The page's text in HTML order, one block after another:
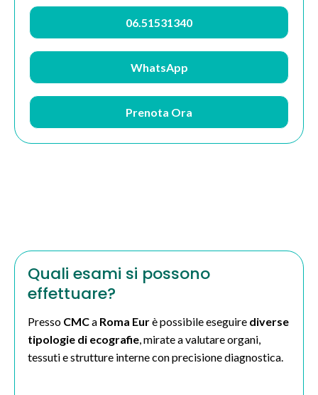
06.51531340
WhatsApp
Prenota Ora
Quali esami si possono
effettuare?
Presso CMCa Roma Eurè possibile eseguire diverse
tipologie di ecografie , mirate a valutare organi,
tessuti e strutture interne con precisione diagnostica.